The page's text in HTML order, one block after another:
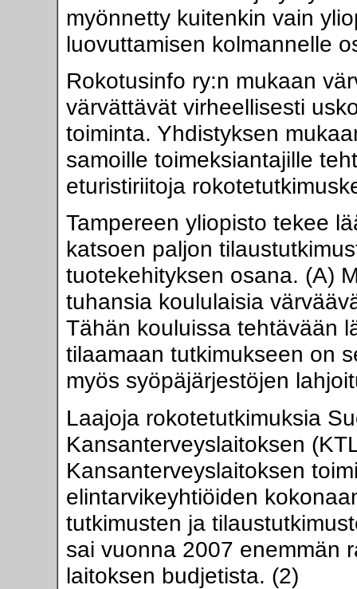
myönnetty kuitenkin vain
luovuttamisen kolmannelle
Rokotusinfo ry:n mukaan
värvättävät virheellisesti
toiminta. Yhdistyksen
samoille toimeksiantajille
eturistiriitoja
Tampereen yliopisto tekee
katsoen paljon
tuotekehityksen osana. (A)
tuhansia koululaisia
Tähän kouluissa tehtävään
tilaamaan tutkimukseen on
myös syöpäjärjestöjen
Laajoja rokotetutkimuksia
Kansanterveyslaitoksen
Kansanterveyslaitoksen
elintarvikeyhtiöiden
tutkimusten ja
sai vuonna 2007 enemmän
laitoksen budjetista. (2)